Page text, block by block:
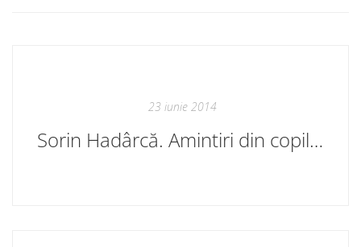
23 iunie 2014
Sorin Hadârcă. Amintiri din copilărie